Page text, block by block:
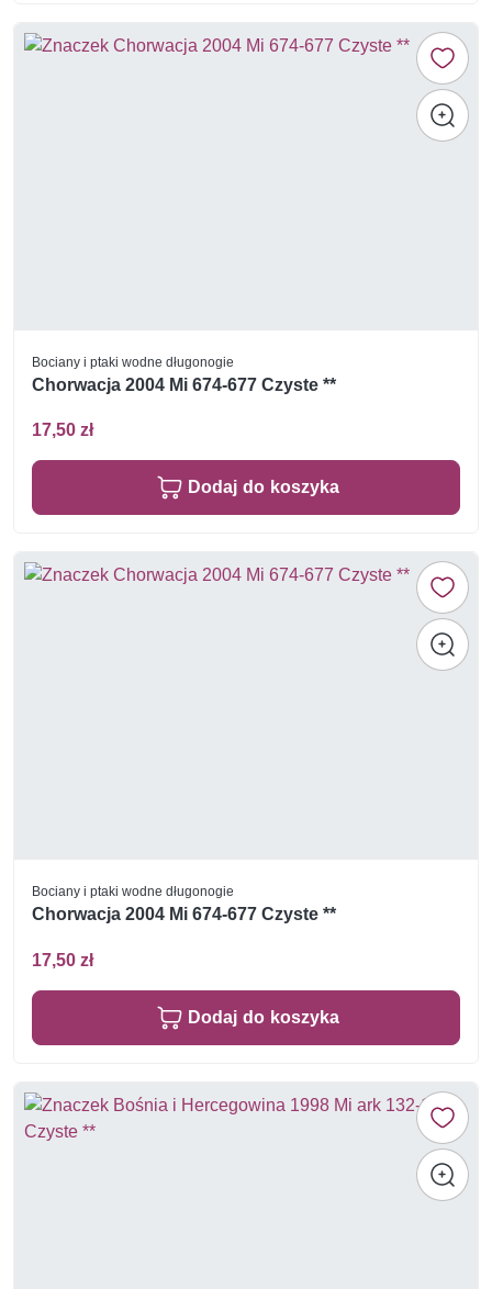
Bociany i ptaki wodne długonogie
Chorwacja 2004 Mi 674-677 Czyste **
17,50 zł
Dodaj do koszyka
Bociany i ptaki wodne długonogie
Chorwacja 2004 Mi 674-677 Czyste **
17,50 zł
Dodaj do koszyka